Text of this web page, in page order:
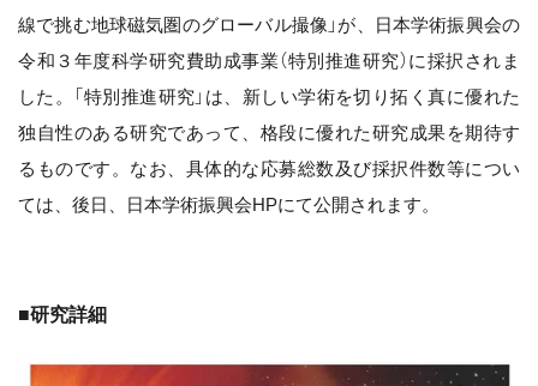
線で挑む地球磁気圏のグローバル撮像」が、日本学術振興会の
令和３年度科学研究費助成事業（特別推進研究）に採択されま
した。「特別推進研究」は、新しい学術を切り拓く真に優れた
独自性のある研究であって、格段に優れた研究成果を期待す
るものです。なお、具体的な応募総数及び採択件数等につい
ては、後日、日本学術振興会HPにて公開されます。
■研究詳細